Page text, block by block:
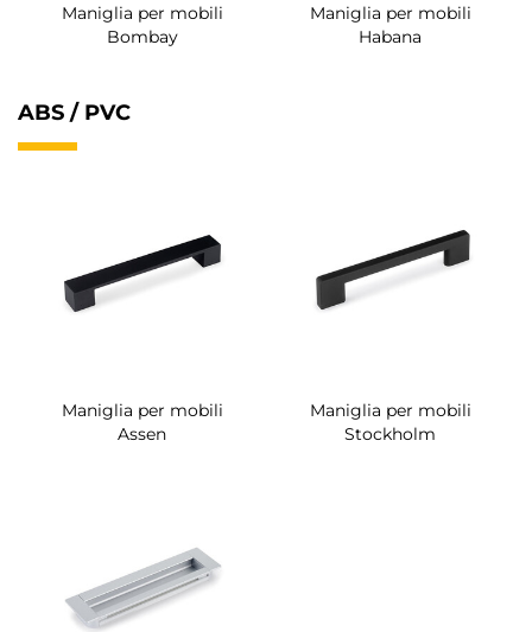
Maniglia per mobili
Bombay
Maniglia per mobili
Habana
ABS / PVC
Maniglia per mobili
Assen
Maniglia per mobili
Stockholm